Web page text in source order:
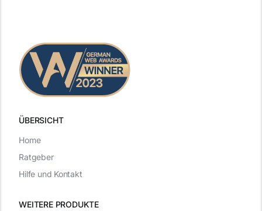
ÜBERSICHT
WEITERE PRODUKTE
Home
Ratgeber
Hilfe und Kontakt